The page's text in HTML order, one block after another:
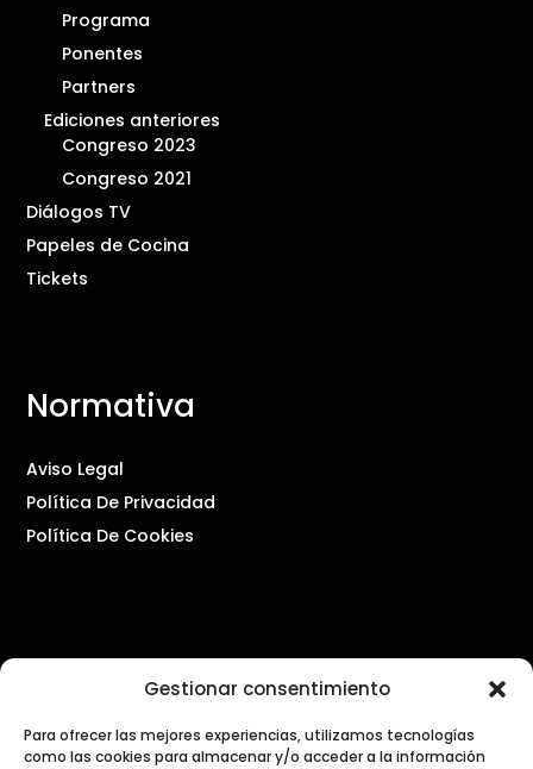
Gestionar consentimiento
Para ofrecer las mejores experiencias, utilizamos tecnologías
como las cookies para almacenar y/o acceder a la información
Programa
Ponentes
Partners
Ediciones anteriores
Congreso 2023
Congreso 2021
Diálogos TV
Papeles de Cocina
Tickets
Normativa
Aviso Legal
Política De Privacidad
Política De Cookies
Contacto
PRENSA Y COMUNICACIÓN